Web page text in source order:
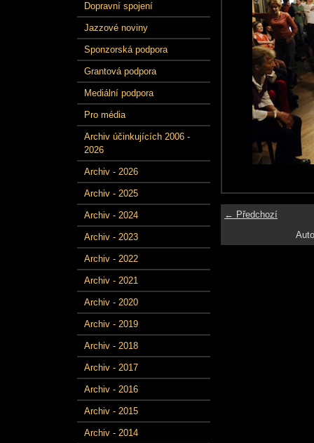
Dopravní spojení
Jazzové noviny
Sponzorská podpora
Grantová podpora
Mediální podpora
Pro média
Archiv účinkujících 2006 -
2026
Archiv - 2026
Archiv - 2025
Archiv - 2024
Archiv - 2023
Archiv - 2022
Archiv - 2021
Archiv - 2020
Archiv - 2019
Archiv - 2018
Archiv - 2017
Archiv - 2016
Archiv - 2015
Archiv - 2014
← Předchozí